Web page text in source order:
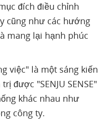
đích điều chỉnh
cũng như các hướng
mang lại hạnh phúc
việc" là một sáng kiến
được "SENJU SENSE"
khác nhau như
công ty.